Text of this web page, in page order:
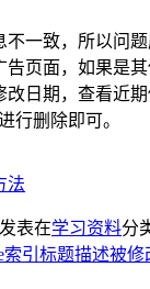
一致，所以问
页面，如果是其
日期，查看近
行删除即可。
法
发表在学习资料分
索引标题描述被